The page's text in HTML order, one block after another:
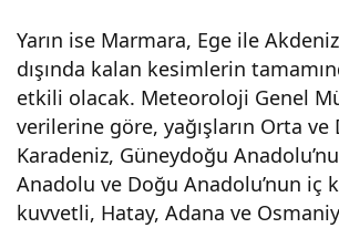
Yarın ise Marmara, Ege ile
dışında kalan kesimlerin
etkili olacak. Meteoroloji Genel
verilerine göre, yağışların Orta ve
Karadeniz, Güneydoğu
Anadolu ve Doğu Anadolu’nun iç
kuvvetli, Hatay, Adana ve
sıca
klıkl
ar